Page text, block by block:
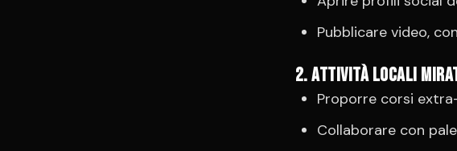
Pubblicare video,
2. Attività locali
Proporre corsi
Collaborare con